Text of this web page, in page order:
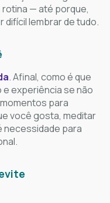
— até porque,
lembrar de tudo.
. Afinal, como é que
experiência se não
para
você gosta, meditar
necessidade para